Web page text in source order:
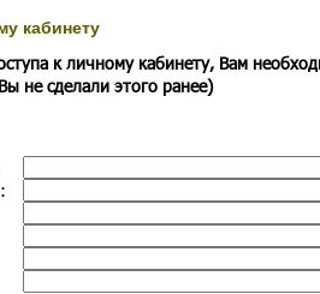
кабинету
к личному кабинету, Вам
не сделали этого ранее)
: